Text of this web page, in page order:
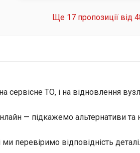
Ще 17 пропозиції від
сервісне ТО, і на відновлення
— підкажемо альтернативи та
перевіримо відповідність деталі.